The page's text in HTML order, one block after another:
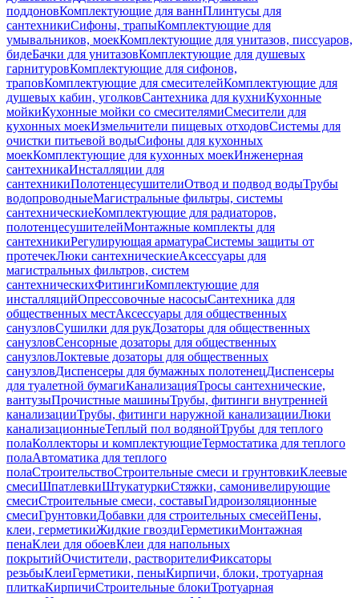
поддоновКомплектующие для ваннПлинтусы для
сантехникиСифоны, трапыКомплектующие для
умывальников, моекКомплектующие для унитазов, писсуаров,
бидеБачки для унитазовКомплектующие для душевых
гарнитуровКомплектующие для сифонов,
траповКомплектующие для смесителейКомплектующие для
душевых кабин, уголковСантехника для кухниКухонные
мойкиКухонные мойки со смесителямиСмесители для
кухонных моекИзмельчители пищевых отходовСистемы для
очистки питьевой водыСифоны для кухонных
моекКомплектующие для кухонных моекИнженерная
сантехникаИнсталляции для
сантехникиПолотенцесушителиОтвод и подвод водыТрубы
водопроводныеМагистральные фильтры, системы
сантехническиеКомплектующие для радиаторов,
полотенцесушителейМонтажные комплекты для
сантехникиРегулирующая арматураСистемы защиты от
протечекЛюки сантехническиеАксессуары для
магистральных фильтров, систем
сантехническихФитингиКомплектующие для
инсталляцийОпрессовочные насосыСантехника для
общественных местАксессуары для общественных
санузловСушилки для рукДозаторы для общественных
санузловСенсорные дозаторы для общественных
санузловЛоктевые дозаторы для общественных
санузловДиспенсеры для бумажных полотенецДиспенсеры
для туалетной бумагиКанализацияТросы сантехнические,
вантузыПрочистные машиныТрубы, фитинги внутренней
канализацииТрубы, фитинги наружной канализацииЛюки
канализационныеТеплый пол водянойТрубы для теплого
полаКоллекторы и комплектующиеТермостатика для теплого
полаАвтоматика для теплого
полаСтроительствоСтроительные смеси и грунтовкиКлеевые
смесиШпатлевкиШтукатуркиСтяжки, самонивелирующие
смесиСтроительные смеси, составыГидроизоляционные
смесиГрунтовкиДобавки для строительных смесейПены,
клеи, герметикиЖидкие гвоздиГерметикиМонтажная
пенаКлеи для обоевКлеи для напольных
покрытийОчистители, растворителиФиксаторы
резьбыКлеиГерметики, пеныКирпичи, блоки, тротуарная
плиткаКирпичиСтроительные блокиТротуарная